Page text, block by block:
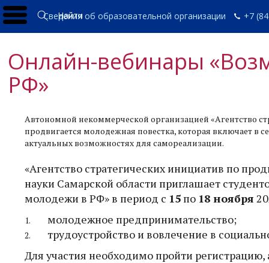
Найти
Сведения об образовательной организации +7
Онлайн-вебинары
РФ»
Автономной некоммерческой организацией «Агентство
продвигается молодежная повестка, которая включает
актуальных возможностях для самореализации.
«Агентство стратегических инициатив по
науки Самарской области приглашает
молодежи в РФ» в период с 15 по 18 ноября
молодежное предпринимательство;
трудоустройство и вовлечение в
Для участия необходимо пройти регистрацию,